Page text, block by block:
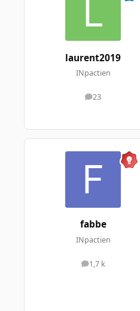
laurent2019
INpactien
23
messages
fabbe
INpactien
1,7 k
messages